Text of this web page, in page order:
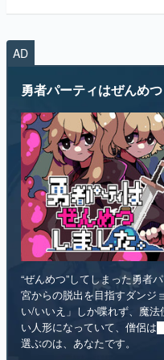
“ぜんめつ”してしまった勇者
宮からの脱出を目指すダンジ
い/いいえ」しか喋れず、魔
い人形になっていて、僧侶
選ぶのは、あなたです。
インディー RPG
リリース日：2026年第4四